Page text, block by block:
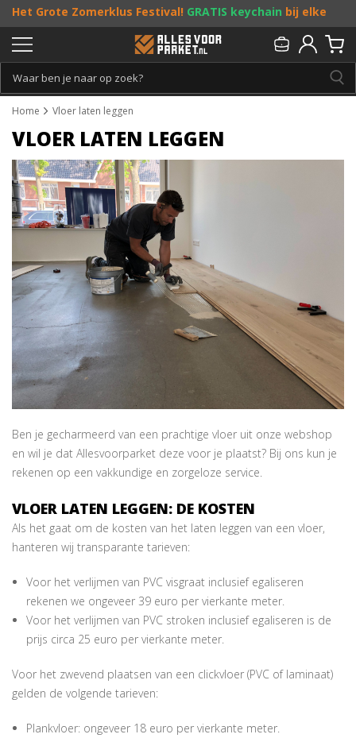
Het Grote Zomerklus Festival! GRATIS keychain bij elke
bestelling vanaf €25, entoffe acties! Doe je mee?
Persoonlijk & gratis advies:013 - 207 00 01
Home Vloer laten leggen
VLOER LATEN LEGGEN
Ben je gecharmeerd van een prachtige vloer uit onze webshop
en wil je dat Allesvoorparket deze voor je plaatst? Bij ons kun je
rekenen op een vakkundige en zorgeloze service.
VLOER LATEN LEGGEN: DE KOSTEN
Als het gaat om de kosten van het laten leggen van een vloer,
hanteren wij transparante tarieven:
Voor het verlijmen van PVC visgraat inclusief egaliseren
rekenen we ongeveer 39 euro per vierkante meter.
Voor het verlijmen van PVC stroken inclusief egaliseren is de
prijs circa 25 euro per vierkante meter.
Voor het zwevend plaatsen van een clickvloer (PVC of laminaat)
gelden de volgende tarieven:
Plankvloer: ongeveer 18 euro per vierkante meter.